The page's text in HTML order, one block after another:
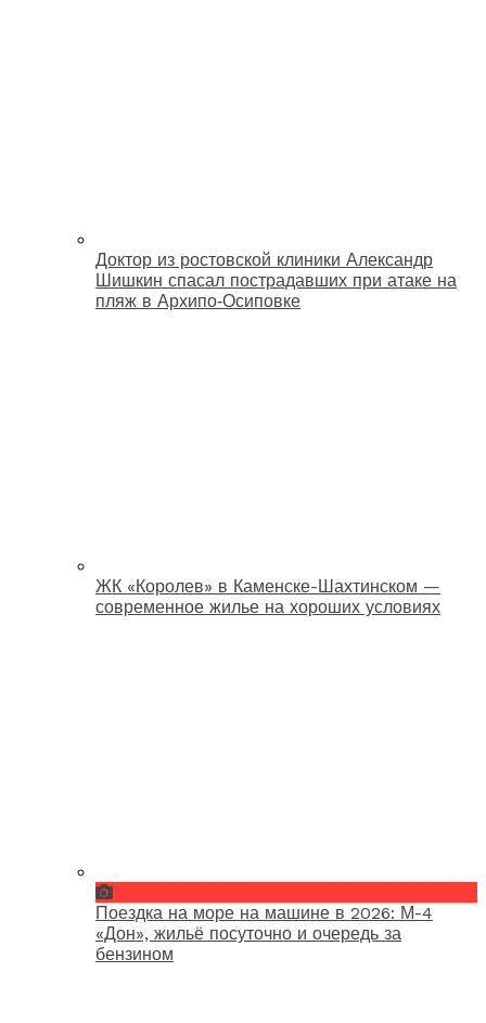
Доктор из ростовской клиники Александр
Шишкин спасал пострадавших при атаке на
пляж в Архипо‑Осиповке
ЖК «Королев» в Каменске-Шахтинском —
современное жилье на хороших условиях
Поездка на море на машине в 2026: М-4
«Дон», жильё посуточно и очередь за
бензином